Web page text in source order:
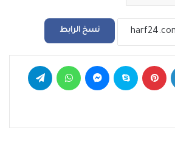
نسخ الرابط
لينكدإن بينتيريست سكايب ماسنجر واتساب